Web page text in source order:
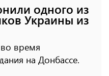
одного из
Украины из
время
на Донбассе.